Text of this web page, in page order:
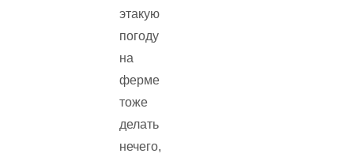
этакую
погоду
на
ферме
тоже
делать
нечего,